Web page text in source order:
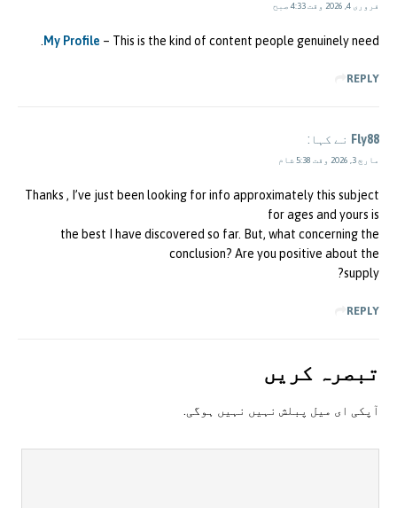
فروری 4, 2026 وقت 4:33 صبح
My Profile – This is the kind of content people genuinely need.
REPLY
Fly88 نے کہا:
مارچ 3, 2026 وقت 5:38 شام
Thanks , I’ve just been looking for info approximately this subject
for ages and yours is
the best I have discovered so far. But, what concerning the
conclusion? Are you positive about the
supply?
REPLY
تبصرہ کريں
آپکی ای ميل پبلش نہيں نہيں ہوگی.